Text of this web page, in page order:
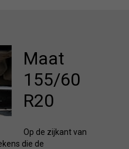
Maat
155/60
R20
Op de zijkant van
die de